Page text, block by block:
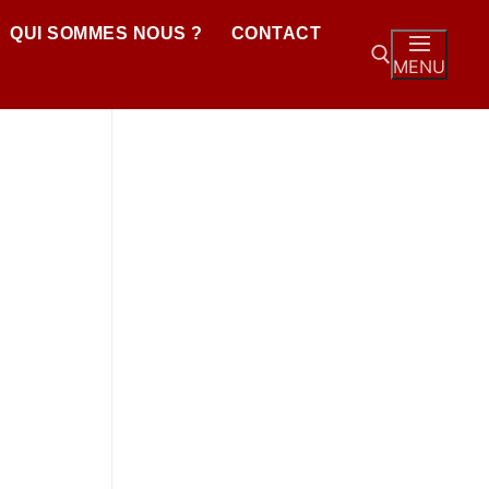
QUI SOMMES NOUS ? CONTACT
MENU